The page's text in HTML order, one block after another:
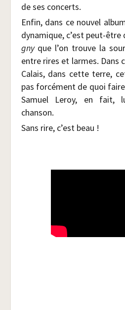
de ses concerts.
Enfin, dans ce nou­vel
dyna­mique, c’est peut-être
gnyque l’on trouve la
entre rires et larmes. Dans
Calais, dans cette terre,
pas for­cé­ment de quoi
Samuel Leroy, en fait,
chanson.
Sans rire, c’est beau !